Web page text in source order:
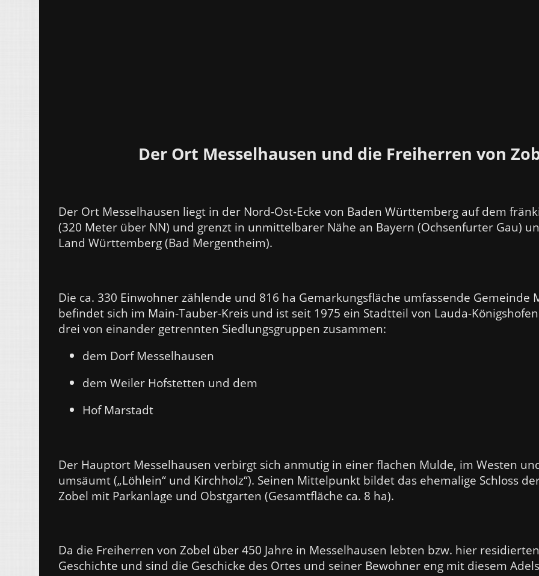
Der Ort Messelhausen und die Freiherren von
Der Ort Messelhausen liegt in der Nord-Ost-Ecke von Baden Württemberg auf dem
(320 Meter über NN) und grenzt in unmittelbarer Nähe an Bayern (Ochsenfurter Gau)
Land Württemberg (Bad Mergentheim).
Die ca. 330 Einwohner zählende und 816 ha Gemarkungsfläche umfassende Gemeinde
befindet sich im Main-Tauber-Kreis und ist seit 1975 ein Stadtteil von Lauda-
drei von einander getrennten Siedlungsgruppen zusammen:
dem Dorf Messelhausen
dem Weiler Hofstetten und dem
Hof Marstadt
Der Hauptort Messelhausen verbirgt sich anmutig in einer flachen Mulde, im Westen
umsäumt („Löhlein“ und Kirchholz“). Seinen Mittelpunkt bildet das ehemalige Schloss
Zobel mit Parkanlage und Obstgarten (Gesamtfläche ca. 8 ha).
Da die Freiherren von Zobel über 450 Jahre in Messelhausen lebten bzw. hier
Geschichte und sind die Geschicke des Ortes und seiner Bewohner eng mit diesem